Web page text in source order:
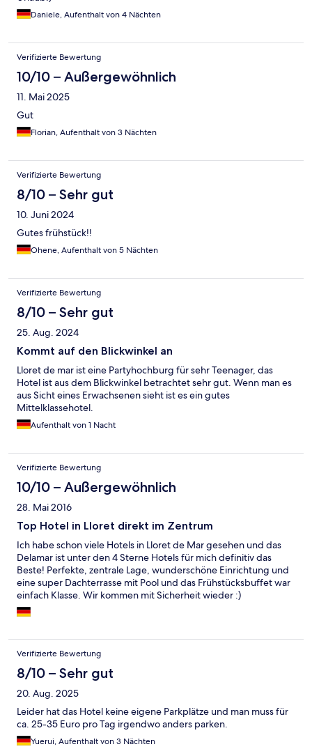
Daniele, Aufenthalt von 4 Nächten
Verifizierte Bewertung
10/10 – Außergewöhnlich
11. Mai 2025
Gut
Florian, Aufenthalt von 3 Nächten
Verifizierte Bewertung
8/10 – Sehr gut
10. Juni 2024
Gutes frühstück!!
Ohene, Aufenthalt von 5 Nächten
Verifizierte Bewertung
8/10 – Sehr gut
25. Aug. 2024
Kommt auf den Blickwinkel an
Lloret de mar ist eine Partyhochburg für sehr Teenager, das
Hotel ist aus dem Blickwinkel betrachtet sehr gut. Wenn man es
aus Sicht eines Erwachsenen sieht ist es ein gutes
Mittelklassehotel.
Aufenthalt von 1 Nacht
Verifizierte Bewertung
10/10 – Außergewöhnlich
28. Mai 2016
Top Hotel in Lloret direkt im Zentrum
Ich habe schon viele Hotels in Lloret de Mar gesehen und das
Delamar ist unter den 4 Sterne Hotels für mich definitiv das
Beste! Perfekte, zentrale Lage, wunderschöne Einrichtung und
eine super Dachterrasse mit Pool und das Frühstücksbuffet war
einfach Klasse. Wir kommen mit Sicherheit wieder :)
Verifizierte Bewertung
8/10 – Sehr gut
20. Aug. 2025
Leider hat das Hotel keine eigene Parkplätze und man muss für
ca. 25-35 Euro pro Tag irgendwo anders parken.
Yuerui, Aufenthalt von 3 Nächten